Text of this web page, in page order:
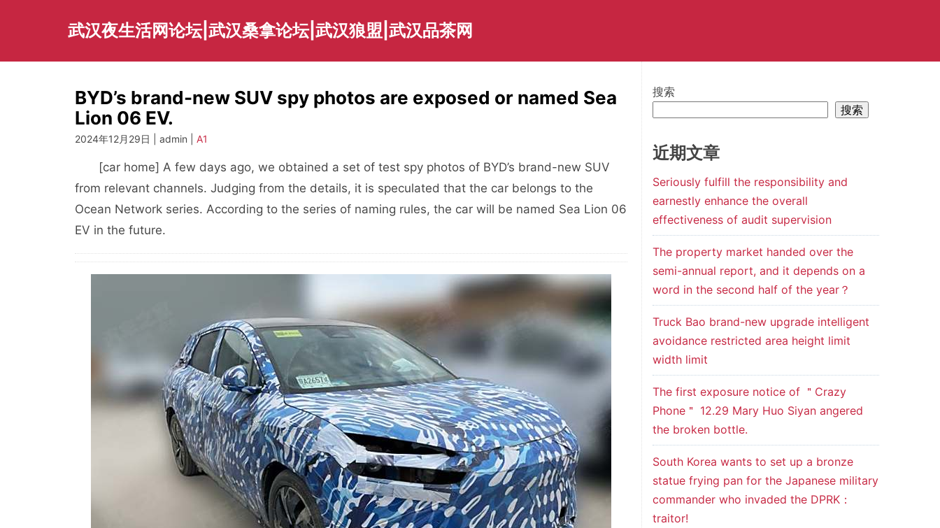
武汉夜生活网论坛|武汉桑拿论坛|武汉狼盟|武汉品茶网
BYD’s brand-new SUV spy photos are exposed or named Sea
Lion 06 EV.
2024年12月29日 | admin | A1
[car home] A few days ago, we obtained a set of test spy photos of BYD’s brand-new SUV
from relevant channels. Judging from the details, it is speculated that the car belongs to the
Ocean Network series. According to the series of naming rules, the car will be named Sea Lion 06
EV in the future.
搜索
搜索
近期文章
Seriously fulfill the responsibility and
earnestly enhance the overall
effectiveness of audit supervision
The property market handed over the
semi-annual report, and it depends on a
word in the second half of the year？
Truck Bao brand-new upgrade intelligent
avoidance restricted area height limit
width limit
The first exposure notice of ＂Crazy
Phone＂ 12.29 Mary Huo Siyan angered
the broken bottle.
South Korea wants to set up a bronze
statue frying pan for the Japanese military
commander who invaded the DPRK：
traitor!